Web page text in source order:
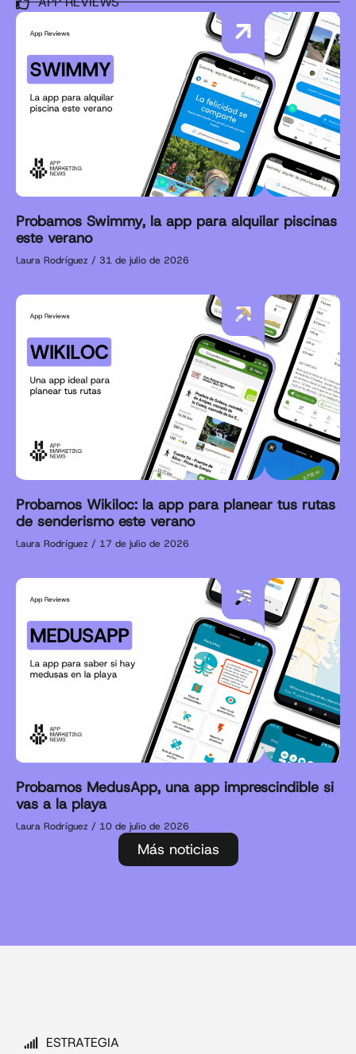
Probamos Swimmy, la app para alquilar piscinas
este verano
Laura Rodríguez 31 de julio de 2026
Probamos Wikiloc: la app para planear tus rutas
de senderismo este verano
Laura Rodríguez 17 de julio de 2026
Probamos MedusApp, una app imprescindible si
vas a la playa
Laura Rodríguez 10 de julio de 2026
Más noticias
ESTRATEGIA